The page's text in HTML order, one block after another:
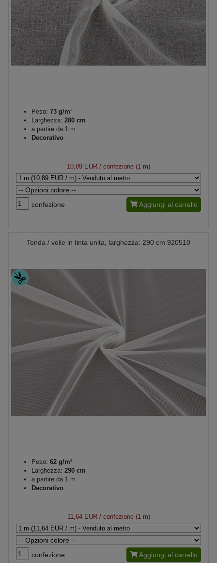
Peso: 73 g/m²
Larghezza: 280 cm
a partire da 1 m
Decorativo
10,89 EUR / confezione (1 m)
confezione Aggiungi al carrello
Tenda / voile in tinta unita, larghezza: 290 cm 920510
Peso: 62 g/m²
Larghezza: 290 cm
a partire da 1 m
Decorativo
11,64 EUR/ confezione (1 m)
confezione Aggiungi al carrello